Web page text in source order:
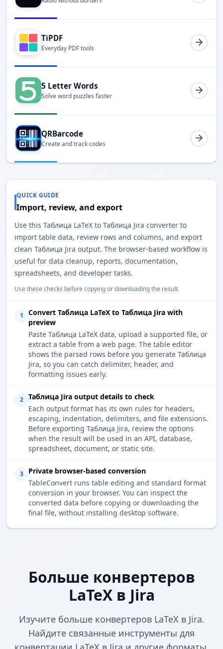
TiPDF
Everyday PDF tools
5 Letter Words
Solve word puzzles faster
QRBarcode
Create and track codes
QUICK GUIDE
Import, review, and export
Use this Таблица LaTeX to Таблица Jira converter to
import table data, review rows and columns, and export
clean Таблица Jira output. The browser-based workflow is
useful for data cleanup, reports, documentation,
spreadsheets, and developer tasks.
Use these checks before copying or downloading the result.
1
Convert Таблица LaTeX to Таблица Jira with
preview
Paste Таблица LaTeX data, upload a supported file, or
extract a table from a web page. The table editor
shows the parsed rows before you generate Таблица
Jira, so you can catch delimiter, header, and
formatting issues early.
2
Таблица Jira output details to check
Each output format has its own rules for headers,
escaping, indentation, delimiters, and file extensions.
Before exporting Таблица Jira, review the options
when the result will be used in an API, database,
spreadsheet, document, or static site.
3
Private browser-based conversion
TableConvert runs table editing and standard format
conversion in your browser. You can inspect the
converted data before copying or downloading the
final file, without installing desktop software.
Больше конвертеров
LaTeX в Jira
Изучите больше конвертеров LaTeX в Jira.
Найдите связанные инструменты для